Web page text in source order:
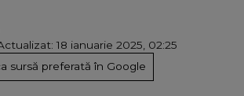
18 ianuarie 2025, 02:25
sursă preferată în Google